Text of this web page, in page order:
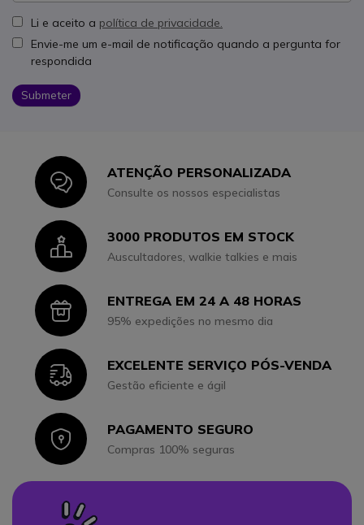
Li e aceito a política de privacidade.
Envie-me um e-mail de notificação quando a pergunta for
respondida
Submeter
IconATENÇÃO PERSONALIZADA
Consulte os nossos especialistas
Icon3000 PRODUTOS EM STOCK
Auscultadores, walkie talkies e mais
IconENTREGA EM 24 A 48 HORAS
95% expedições no mesmo dia
IconEXCELENTE SERVIÇO PÓS-VENDA
Gestão eficiente e ágil
IconPAGAMENTO SEGURO
Compras 100% seguras